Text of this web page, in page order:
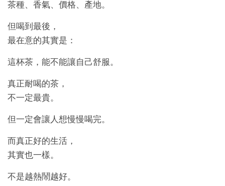
茶種、香氣、價格、產地。
但喝到最後，
最在意的其實是：
這杯茶，能不能讓自己舒服。
真正耐喝的茶，
不一定最貴。
但一定會讓人想慢慢喝完。
而真正好的生活，
其實也一樣。
不是越熱鬧越好。